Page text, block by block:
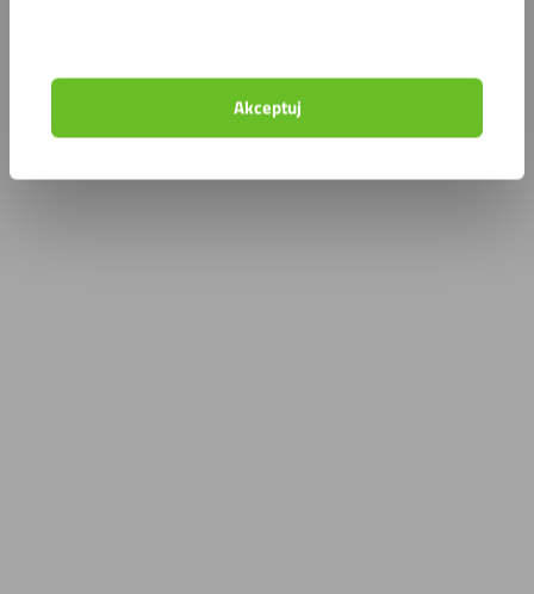
Akceptuj